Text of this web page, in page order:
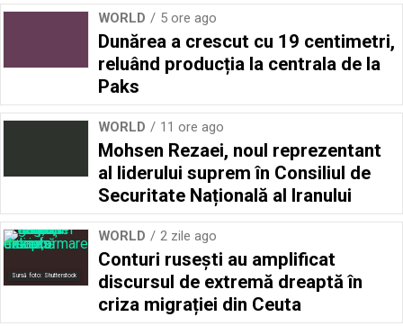
WORLD 5 ore ago
Dunărea a crescut cu 19 centimetri,
reluând producția la centrala de la
Paks
WORLD 11 ore ago
Mohsen Rezaei, noul reprezentant
al liderului suprem în Consiliul de
Securitate Națională al Iranului
Sursă foto: Shutterstock
WORLD 2 zile ago
Conturi rusești au amplificat
discursul de extremă dreaptă în
criza migrației din Ceuta